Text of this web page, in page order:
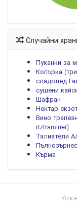
Случайни
Пуканки за
Копърка
сладолед
сушени
Шафран
Нектар
Вино
rtztraminer)
Талиатели
Кърма